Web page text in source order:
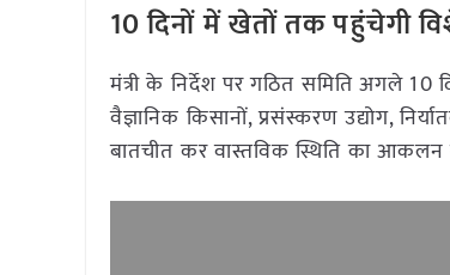
10 दिनों में खेतों तक पहुंचेगी
मंत्री के निर्देश पर गठित समिति अगले 10
वैज्ञानिक किसानों, प्रसंस्करण उद्योग,
बातचीत कर वास्तविक स्थिति का